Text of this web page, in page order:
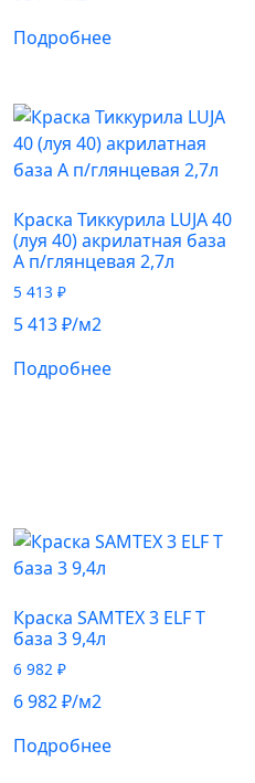
Подробнее
Краска Тиккурила LUJA 40
(луя 40) акрилатная база
А п/глянцевая 2,7л
5 413 ₽
5 413₽/м2
Подробнее
Краска SAMTEX 3 ELF T
база 3 9,4л
6 982 ₽
6 982₽/м2
Подробнее